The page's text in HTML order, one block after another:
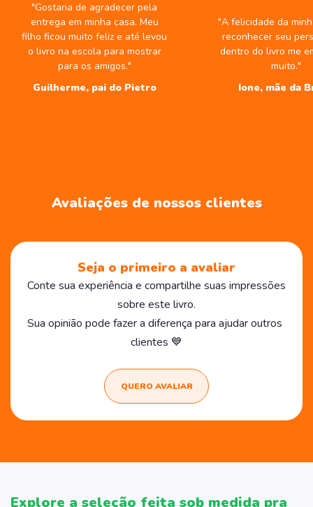
"Gostaria de agradecer pela
entrega em minha casa. Meu
filho ficou muito feliz e até levou
o livro na escola para mostrar
para os amigos."
Guilherme, pai do Pietro
"A felicidade da
reconhecer seu
dentro do livro me
muito."
Ione, mãe da
Avaliações de nossos clientes
Seja o primeiro a avaliar
Conte sua experiência e compartilhe suas impressões
sobre este livro.
Sua opinião pode fazer a diferença para ajudar outros
clientes 💙
QUERO AVALIAR
Explore a seleção feita sob medida pra